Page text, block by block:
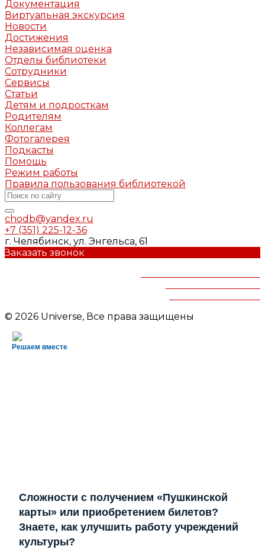
Документация
Виртуальная экскурсия
Новости
Достижения
Независимая оценка
Отделы библиотеки
Сотрудники
Сервисы
Статьи
Детям и подросткам
Родителям
Коллегам
Фотогалерея
Подкасты
Помощь
Режим работы
Правила пользования библиотекой
chodb@yandex.ru
+7 (351) 225-12-36
г. Челябинск, ул. Энгельса, 61
Заказать звонок
© 2026 Universe, Все права защищены
Решаем вместе
Сложности с получением «Пушкинской
карты» или приобретением билетов?
Знаете, как улучшить работу учреждений
культуры?